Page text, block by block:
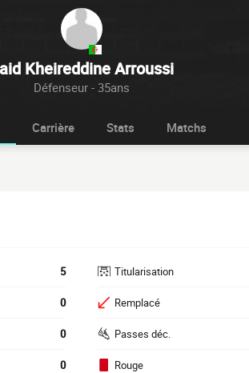
Kheireddine Arroussi
Défenseur - 35ans
Carrière Stats Matchs
5
0
0
0
Titularisation
Remplacé
Passes déc.
Rouge